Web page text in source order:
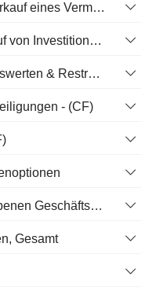
(Gewinn) Verlust aus dem Verkauf eines Vermögenswerts
(Gewinn) Verlust beim Verkauf von Investitionen - (CF)
Abschreibung von Vermögenswerten & Restrukturierungskosten
- (CF)
Netto-Cashflow aus aufgegebenen Geschäftsbereichen
Gesamt